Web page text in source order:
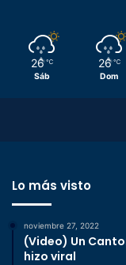
26 ℃
Sáb
26 ℃
Dom
Lo más visto
noviembre 27, 2022
(Video) Un
hizo viral